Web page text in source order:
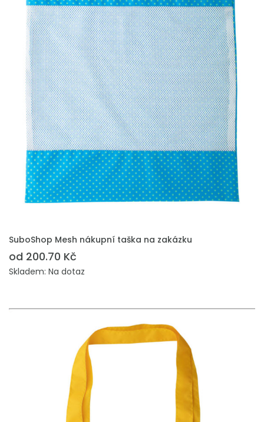
PŘIDAT DO POPTÁVKY
SuboShop Mesh nákupní taška na zakázku
od 200.70 Kč
Skladem: Na dotaz